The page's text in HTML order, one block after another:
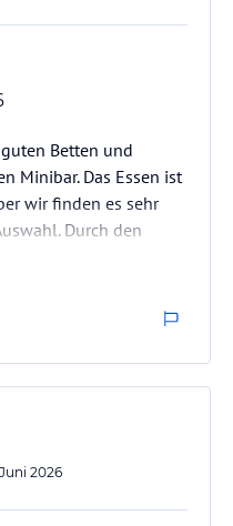
Betten und
Minibar. Das Essen ist
wir finden es sehr
Durch den
Bei Schönwetter
Hotelterrasse zur
2026